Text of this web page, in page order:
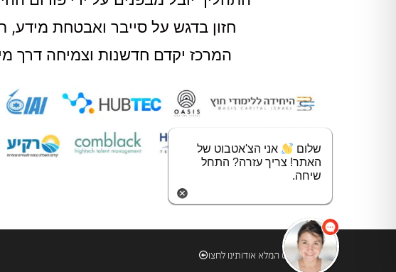
חזון בדגש על סייבר ואבטחת מידע,
המרכז יקדם חדשנות וצמיחה דרך
לפירוט המלא אודותינו לחצו
שלום
אני הצ'אטבוט של
האתר! צריך עזרה? התחל
שיחה.